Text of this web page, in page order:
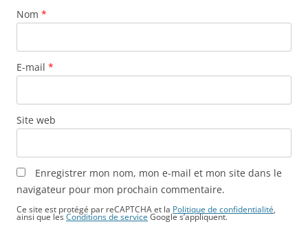
Nom *
E-mail *
Site web
Enregistrer mon nom, mon e-mail et mon site dans le
navigateur pour mon prochain commentaire.
Ce site est protégé par reCAPTCHA et la Politique de confidentialité
ainsi que lesConditions de service Google s’appliquent.